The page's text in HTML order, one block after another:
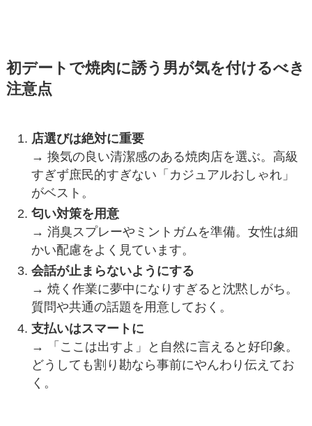
初デートで焼肉に誘う男が気を付けるべき
注意点
店選びは絶対に重要
→ 換気の良い清潔感のある焼肉店を選ぶ。高級
すぎず庶民的すぎない「カジュアルおしゃれ」
がベスト。
匂い対策を用意
→ 消臭スプレーやミントガムを準備。女性は細
かい配慮をよく見ています。
会話が止まらないようにする
→ 焼く作業に夢中になりすぎると沈黙しがち。
質問や共通の話題を用意しておく。
支払いはスマートに
→ 「ここは出すよ」と自然に言えると好印象。
どうしても割り勘なら事前にやんわり伝えてお
く。